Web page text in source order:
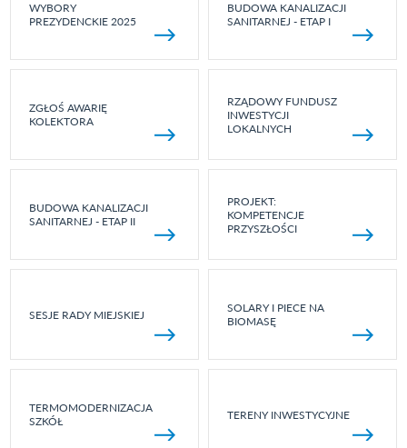
WYBORY
PREZYDENCKIE 2025
BUDOWA KANALIZACJI
SANITARNEJ - ETAP I
ZGŁOŚ AWARIĘ
KOLEKTORA
RZĄDOWY FUNDUSZ
INWESTYCJI
LOKALNYCH
BUDOWA KANALIZACJI
SANITARNEJ - ETAP II
PROJEKT:
KOMPETENCJE
PRZYSZŁOŚCI
SESJE RADY MIEJSKIEJ
SOLARY I PIECE NA
BIOMASĘ
TERMOMODERNIZACJA
SZKÓŁ
TERENY INWESTYCYJNE